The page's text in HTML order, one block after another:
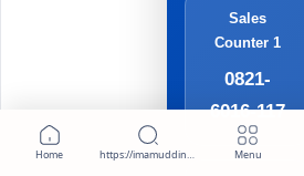
Sales
Counter 1
0821-
6016-117